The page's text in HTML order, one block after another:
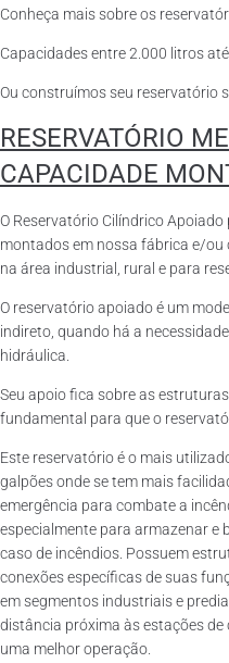
Conheça mais sobre os
Capacidades entre 2.000 litros
Ou construímos seu reservatório
RESERVATÓRIO
CAPACIDADE
O Reservatório Cilíndrico
montados em nossa fábrica e/ou
na área industrial, rural e para
O reservatório apoiado é um
indireto, quando há a
hidráulica.
Seu apoio fica sobre as
fundamental para que o
Este reservatório é o mais
galpões onde se tem mais
emergência para combate a
especialmente para armazenar e
caso de incêndios. Possuem
conexões específicas de suas
em segmentos industriais e
distância próxima às estações
uma melhor operação.